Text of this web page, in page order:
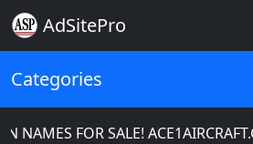
AdSitePro
Categories
FOR SALE!